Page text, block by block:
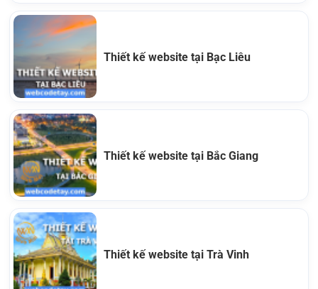
Thiết kế website tại Bạc Liêu
Thiết kế website tại Bắc Giang
Thiết kế website tại Trà Vinh